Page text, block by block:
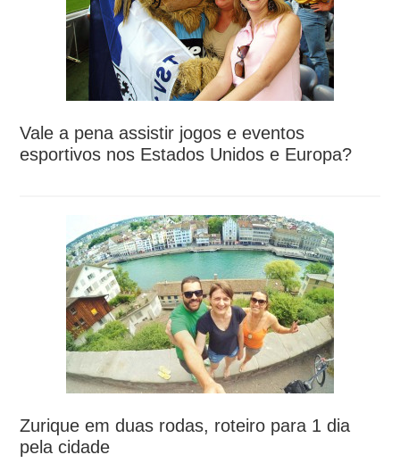
Vale a pena assistir jogos e eventos
esportivos nos Estados Unidos e Europa?
Zurique em duas rodas, roteiro para 1 dia
pela cidade